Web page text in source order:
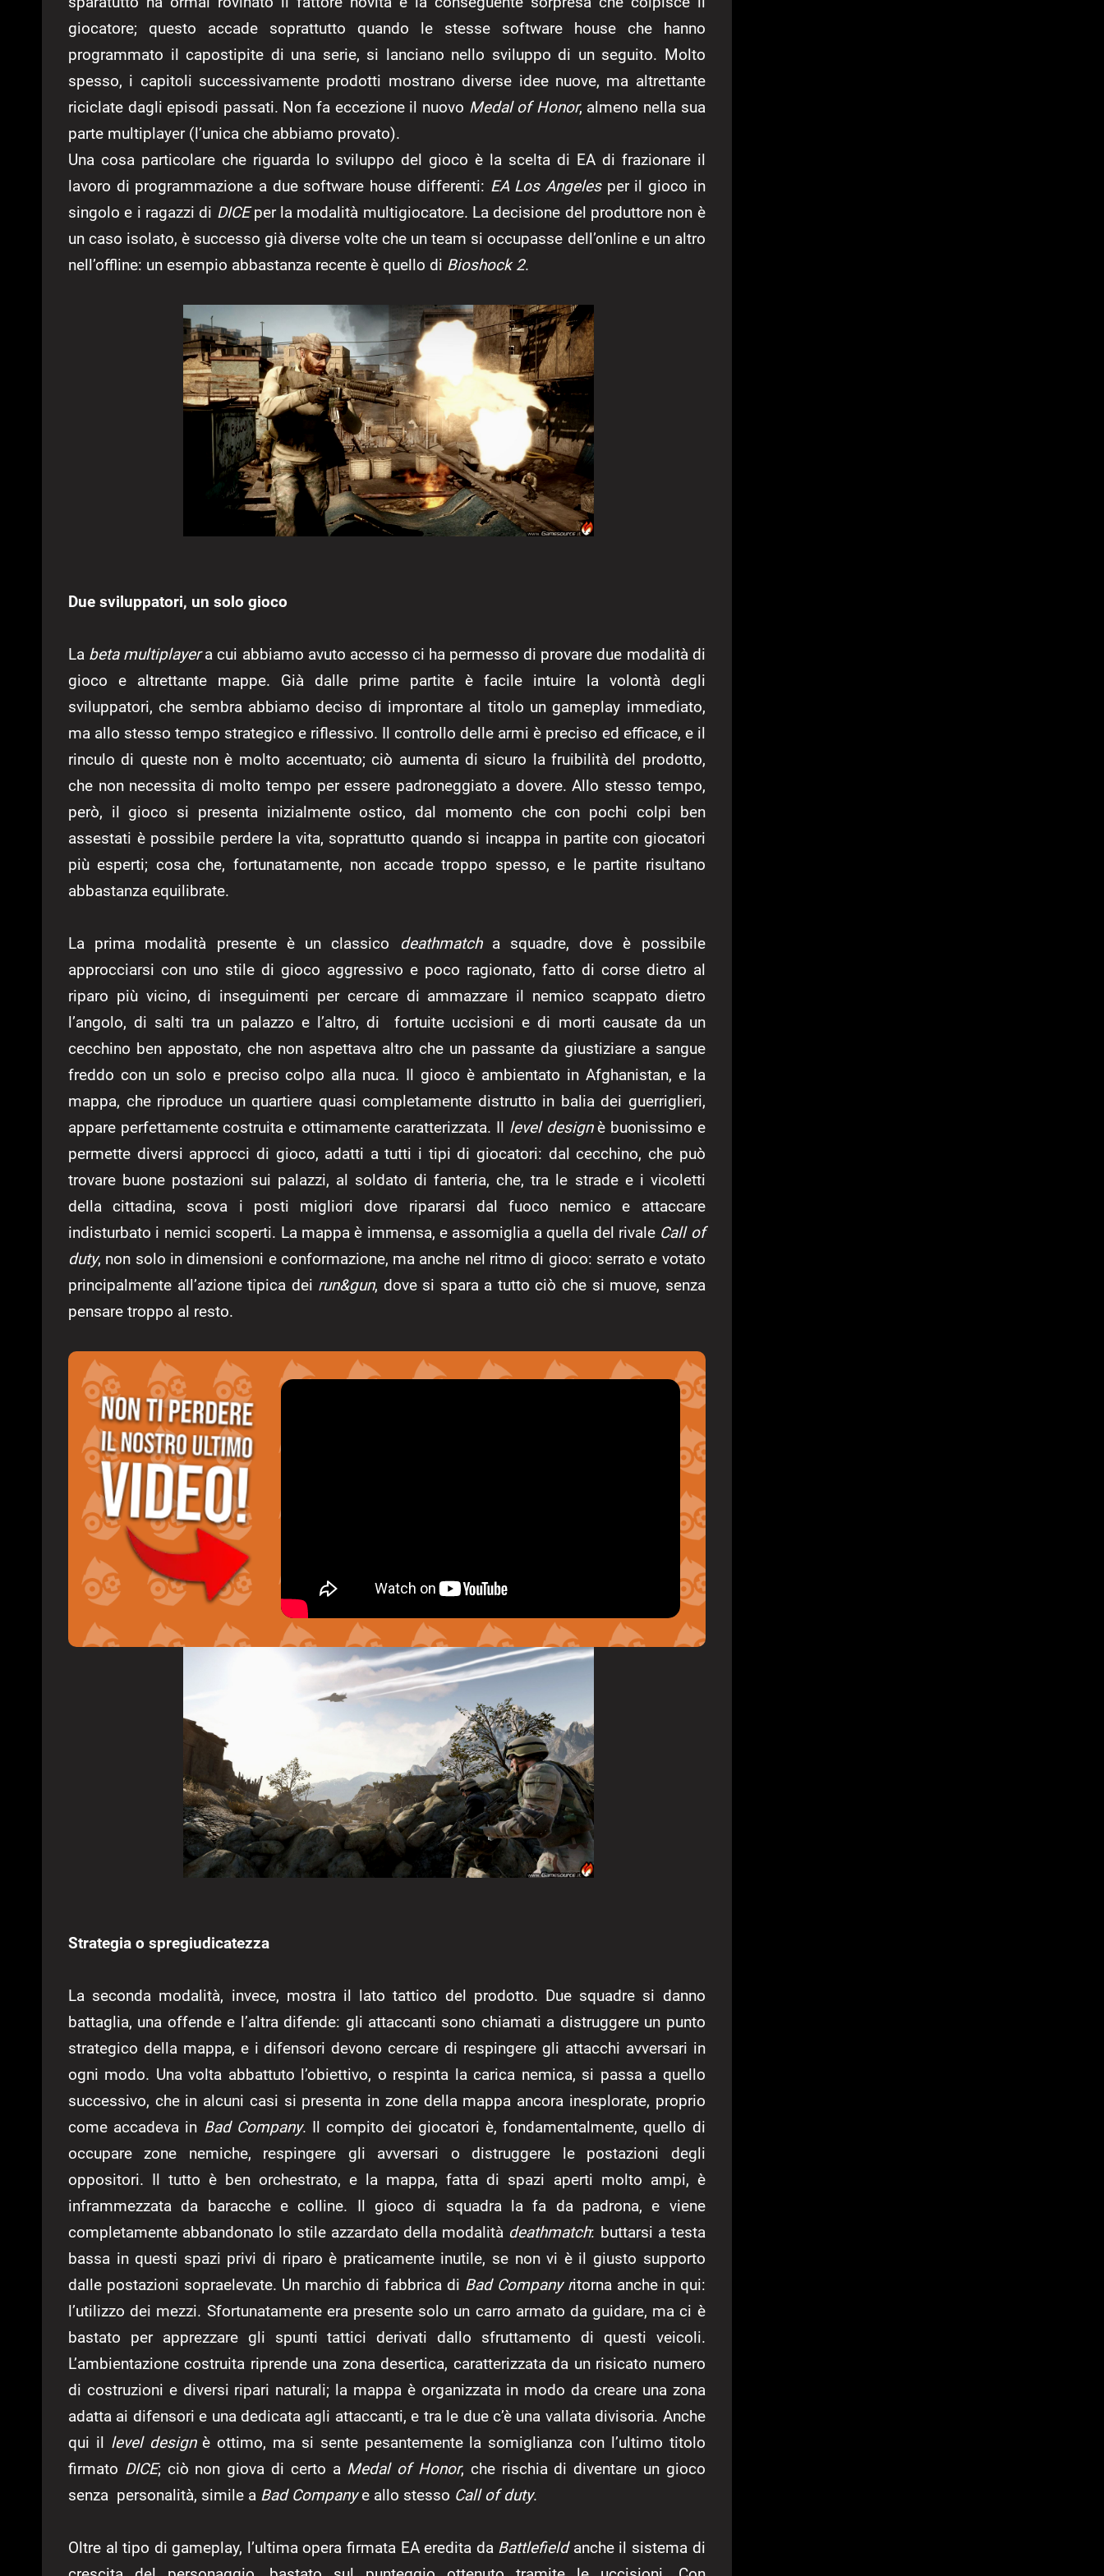
giocatore; questo accade soprattutto quando le stesse software house che hanno
programmato il capostipite di una serie, si lanciano nello sviluppo di un seguito. Molto
spesso, i capitoli successivamente prodotti mostrano diverse idee nuove, ma altrettante
riciclate dagli episodi passati. Non fa eccezione il nuovo Medal of Honor, almeno nella sua
parte multiplayer (l’unica che abbiamo provato).
Una cosa particolare che riguarda lo sviluppo del gioco è la scelta di EA di frazionare il
lavoro di programmazione a due software house differenti: EA Los Angelesper il gioco in
singolo e i ragazzi di DICEper la modalità multigiocatore. La decisione del produttore non è
un caso isolato, è successo già diverse volte che un team si occupasse dell’online e un altro
nell’offline: un esempio abbastanza recente è quello di Bioshock 2.
Due sviluppatori, un solo gioco
La beta multiplayera cui abbiamo avuto accesso ci ha permesso di provare due modalità di
gioco e altrettante mappe. Già dalle prime partite è facile intuire la volontà degli
sviluppatori, che sembra abbiamo deciso di improntare al titolo un gameplay immediato,
ma allo stesso tempo strategico e riflessivo. Il controllo delle armi è preciso ed efficace, e il
rinculo di queste non è molto accentuato; ciò aumenta di sicuro la fruibilità del prodotto,
che non necessita di molto tempo per essere padroneggiato a dovere. Allo stesso tempo,
però, il gioco si presenta inizialmente ostico, dal momento che con pochi colpi ben
assestati è possibile perdere la vita, soprattutto quando si incappa in partite con giocatori
più esperti; cosa che, fortunatamente, non accade troppo spesso, e le partite risultano
abbastanza equilibrate.
La prima modalità presente è un classico deathmatcha squadre, dove è possibile
approcciarsi con uno stile di gioco aggressivo e poco ragionato, fatto di corse dietro al
riparo più vicino, di inseguimenti per cercare di ammazzare il nemico scappato dietro
l’angolo, di salti tra un palazzo e l’altro, di fortuite uccisioni e di morti causate da un
cecchino ben appostato, che non aspettava altro che un passante da giustiziare a sangue
freddo con un solo e preciso colpo alla nuca. Il gioco è ambientato in Afghanistan, e la
mappa, che riproduce un quartiere quasi completamente distrutto in balia dei guerriglieri,
appare perfettamente costruita e ottimamente caratterizzata. Il level designè buonissimo e
permette diversi approcci di gioco, adatti a tutti i tipi di giocatori: dal cecchino, che può
trovare buone postazioni sui palazzi, al soldato di fanteria, che, tra le strade e i vicoletti
della cittadina, scova i posti migliori dove ripararsi dal fuoco nemico e attaccare
indisturbato i nemici scoperti. La mappa è immensa, e assomiglia a quella del rivale Call of
duty, non solo in dimensioni e conformazione, ma anche nel ritmo di gioco: serrato e votato
principalmente all’azione tipica dei run&gun, dove si spara a tutto ciò che si muove, senza
pensare troppo al resto.
Strategia o spregiudicatezza
La seconda modalità, invece, mostra il lato tattico del prodotto. Due squadre si danno
battaglia, una offende e l’altra difende: gli attaccanti sono chiamati a distruggere un punto
strategico della mappa, e i difensori devono cercare di respingere gli attacchi avversari in
ogni modo. Una volta abbattuto l’obiettivo, o respinta la carica nemica, si passa a quello
successivo, che in alcuni casi si presenta in zone della mappa ancora inesplorate, proprio
come accadeva in Bad Company. Il compito dei giocatori è, fondamentalmente, quello di
occupare zone nemiche, respingere gli avversari o distruggere le postazioni degli
oppositori. Il tutto è ben orchestrato, e la mappa, fatta di spazi aperti molto ampi, è
inframmezzata da baracche e colline. Il gioco di squadra la fa da padrona, e viene
completamente abbandonato lo stile azzardato della modalità deathmatch: buttarsi a testa
bassa in questi spazi privi di riparo è praticamente inutile, se non vi è il giusto supporto
dalle postazioni sopraelevate. Un marchio di fabbrica di Bad Company ritorna anche in qui:
l’utilizzo dei mezzi. Sfortunatamente era presente solo un carro armato da guidare, ma ci è
bastato per apprezzare gli spunti tattici derivati dallo sfruttamento di questi veicoli.
L’ambientazione costruita riprende una zona desertica, caratterizzata da un risicato numero
di costruzioni e diversi ripari naturali; la mappa è organizzata in modo da creare una zona
adatta ai difensori e una dedicata agli attaccanti, e tra le due c’è una vallata divisoria. Anche
qui il level designè ottimo, ma si sente pesantemente la somiglianza con l’ultimo titolo
firmato DICE; ciò non giova di certo a Medal of Honor, che rischia di diventare un gioco
senza personalità, simile a Bad Companye allo stesso Call of duty.
Oltre al tipo di gameplay, l’ultima opera firmata EA eredita da Battlefieldanche il sistema di